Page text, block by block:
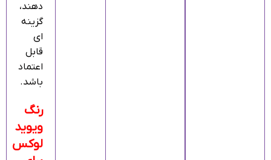
دهند،
گزینه‌
ای
قابل‌
اعتماد
باشد.
رنگ
ویوید
لوکس